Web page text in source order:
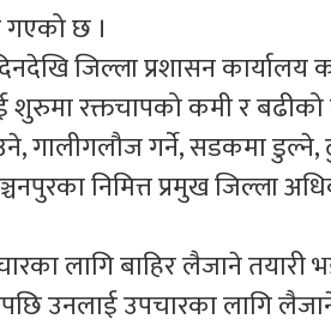
गएको छ ।
जिल्ला प्रशासन कार्यालय
शुरुमा रक्तचापको कमी र
गालीगलौज गर्ने, सडकमा डुल्ने,
निमित्त प्रमुख जिल्ला
लागि बाहिर लैजाने तयारी
उनलाई उपचारका लागि